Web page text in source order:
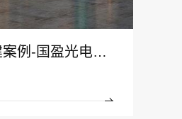
广州照明展展台搭建案例-国盈光电2024